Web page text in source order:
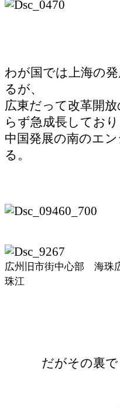
わが国では上海の
るが、
広東だって改革開
らず急成長しており
中国発展の南のエ
る。
広州旧市街中心部
珠江
だがその裏で
・・・や